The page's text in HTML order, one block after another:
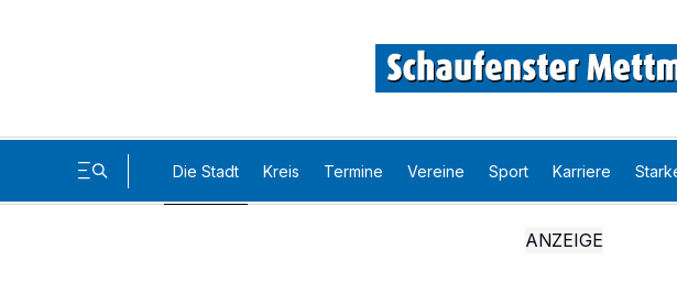
Die Stadt Kreis Termine Vereine Sport Karriere